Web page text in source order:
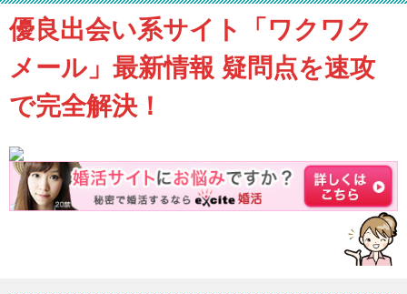
優良出会い系サイト「ワクワク
メール」最新情報 疑問点を速攻
で完全解決！